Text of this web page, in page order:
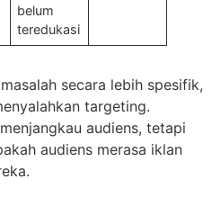
belum
teredukasi
secara lebih spesifik,
targeting.
audiens, tetapi
audiens merasa iklan